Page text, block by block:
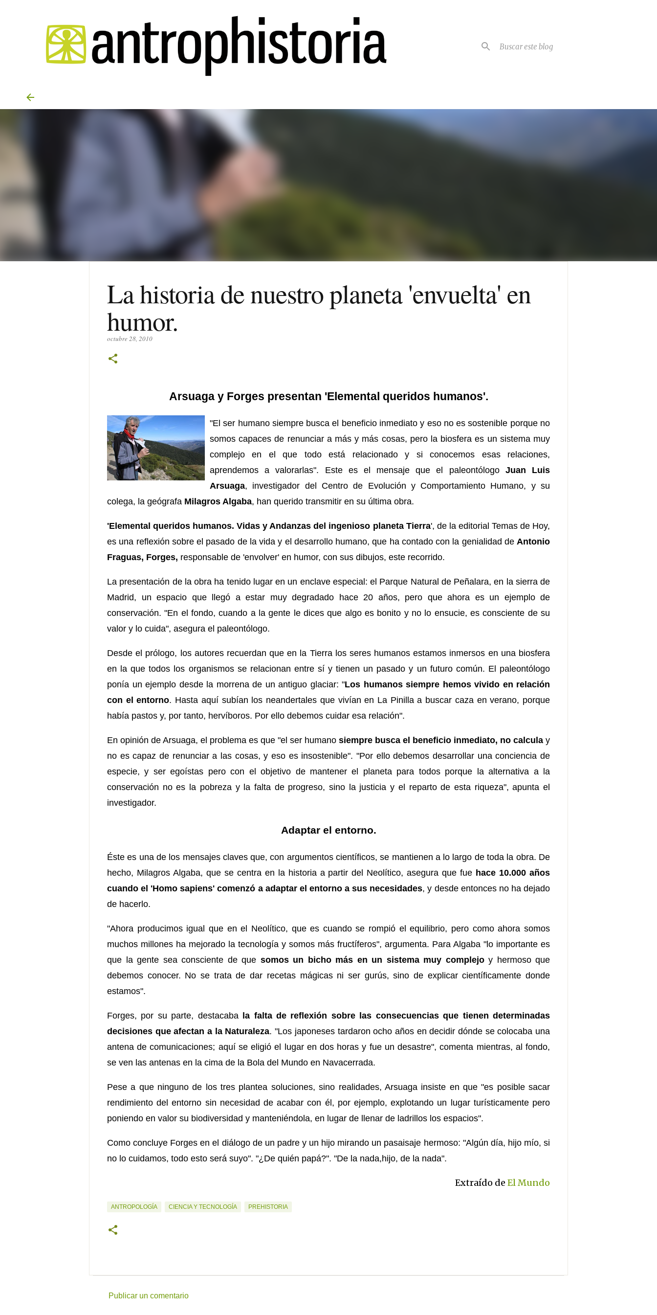
La historia de nuestro planeta 'envuelta' en
humor.
octubre 28, 2010
Arsuaga y Forges presentan 'Elemental queridos humanos'.
"El ser humano siempre busca el beneficio inmediato y eso no es sostenible porque no
somos capaces de renunciar a más y más cosas, pero la biosfera es un sistema muy
complejo en el que todo está relacionado y si conocemos esas relaciones,
aprendemos a valorarlas". Este es el mensaje que el paleontólogo Juan Luis
Arsuaga, investigador del Centro de Evolución y Comportamiento Humano, y su
colega, la geógrafa Milagros Algaba, han querido transmitir en su última obra.
'Elemental queridos humanos. Vidas y Andanzas del ingenioso planeta Tierra', de la editorial Temas de Hoy,
es una reflexión sobre el pasado de la vida y el desarrollo humano, que ha contado con la genialidad de Antonio
Fraguas, Forges, responsable de 'envolver' en humor, con sus dibujos, este recorrido.
La presentación de la obra ha tenido lugar en un enclave especial: el Parque Natural de Peñalara, en la sierra de
Madrid, un espacio que llegó a estar muy degradado hace 20 años, pero que ahora es un ejemplo de
conservación. "En el fondo, cuando a la gente le dices que algo es bonito y no lo ensucie, es consciente de su
valor y lo cuida", asegura el paleontólogo.
Desde el prólogo, los autores recuerdan que en la Tierra los seres humanos estamos inmersos en una biosfera
en la que todos los organismos se relacionan entre sí y tienen un pasado y un futuro común. El paleontólogo
ponía un ejemplo desde la morrena de un antiguo glaciar: "Los humanos siempre hemos vivido en relación
con el entorno. Hasta aquí subían los neandertales que vivían en La Pinilla a buscar caza en verano, porque
había pastos y, por tanto, hervíboros. Por ello debemos cuidar esa relación".
En opinión de Arsuaga, el problema es que "el ser humano siempre busca el beneficio inmediato, no calcula y
no es capaz de renunciar a las cosas, y eso es insostenible". "Por ello debemos desarrollar una conciencia de
especie, y ser egoístas pero con el objetivo de mantener el planeta para todos porque la alternativa a la
conservación no es la pobreza y la falta de progreso, sino la justicia y el reparto de esta riqueza", apunta el
investigador.
Adaptar el entorno.
Éste es una de los mensajes claves que, con argumentos científicos, se mantienen a lo largo de toda la obra. De
hecho, Milagros Algaba, que se centra en la historia a partir del Neolítico, asegura que fue hace 10.000 años
cuando el 'Homo sapiens' comenzó a adaptar el entorno a sus necesidades, y desde entonces no ha dejado
de hacerlo.
"Ahora producimos igual que en el Neolítico, que es cuando se rompió el equilibrio, pero como ahora somos
muchos millones ha mejorado la tecnología y somos más fructíferos", argumenta. Para Algaba "lo importante es
que la gente sea consciente de que somos un bicho más en un sistema muy complejo y hermoso que
debemos conocer. No se trata de dar recetas mágicas ni ser gurús, sino de explicar científicamente donde
estamos".
Forges, por su parte, destacaba
la falta de reflexión sobre las consecuencias que tienen determinadas
decisiones que afectan a la Naturaleza. "Los japoneses tardaron ocho años en decidir dónde se colocaba una
antena de comunicaciones; aquí se eligió el lugar en dos horas y fue un desastre", comenta mientras, al fondo,
se ven las antenas en la cima de la Bola del Mundo en Navacerrada.
Pese a que ninguno de los tres plantea soluciones, sino realidades, Arsuaga insiste en que "es posible sacar
rendimiento del entorno sin necesidad de acabar con él, por ejemplo, explotando un lugar turísticamente pero
poniendo en valor su biodiversidad y manteniéndola, en lugar de llenar de ladrillos los espacios".
Como concluye Forges en el diálogo de un padre y un hijo mirando un pasaisaje hermoso: "Algún día, hijo mío, si
no lo cuidamos, todo esto será suyo". "¿De quién papá?". "De la nada,hijo, de la nada".
Extraído de El Mundo
ANTROPOLOGÍA CIENCIA Y TECNOLOGÍA PREHISTORIA
Publicar un comentario